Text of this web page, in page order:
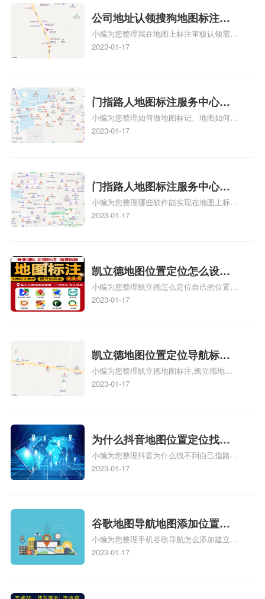
图标注服务中心面的存在。对于一些客户来
说，实体指路人地
公司地址认领搜狗地图标注多
久审核？公司地址认领地图标
注多久审核？
小编为您整理我在地图上标注审核认领需要
多久、我在地图上标注审核认领需要多久
情可查看下方正文！
2023-01-17
门指路人地图标注服务中心如
何做花小猪打车地图位置标
记？门指路人地图标注服务中
小编为您整理如何做地图标记、地图如何做
标记、so搜街景中如何做标记、360e启花贷
关地图标注知识，详情可查看下方正文！
2023-01-17
门指路人地图标注服务中心地
图位置地址标记？门指路人地
图标注服务中心苹果地图位置
小编为您整理哪些软件能实现在地图上标记
门指路人地图标注服务中心位置、门指路人
门指路人地图标注服务中心地址标注上地图
怎么弄相关地图标注知识，详情可查看下方
正文！
2023-01-17
凯立德地图位置定位怎么设置
自己的指路人地图标注服务中
心名？凯立德地图位置定位怎
小编为您整理凯立德怎么定位自己的位置
啊、手机凯立德地图定位怎么设置往上走、
地图标注服务中心铺招牌相关地图标注知
识，详情可查看下方正文！
2023-01-17
凯立德地图位置定位导航标
注？凯立德地图位置定位,导航,
标注？
小编为您整理凯立德地图标注,凯立德地图
标注怎么做啊、凯立德地图标注,凯立德地
相关地图标注知识，详情可查看下方正文！
2023-01-17
为什么抖音地图位置定位找不
到了？抖音为什么找不到当前
定位了？
小编为您整理抖音为什么找不到自己指路人
地图标注服务中心铺的位置、地图位置更新
服务中心位置、抖音突然不显示定位了相关
地图标注知识，详情可查看下方正文！
2023-01-17
谷歌地图导航地图添加位置？
添加谷歌地图导航位置？
小编为您整理手机谷歌导航怎么添加建立多
人位置、如何在地图，谷歌地图添加公司位
2023-01-17